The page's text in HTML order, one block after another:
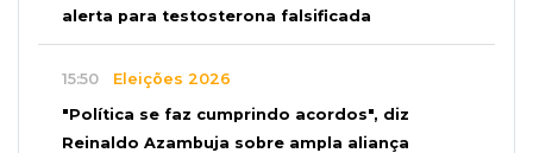
alerta para testosterona falsificada
15:50 Eleições 2026
"Política se faz cumprindo acordos", diz
Reinaldo Azambuja sobre ampla aliança